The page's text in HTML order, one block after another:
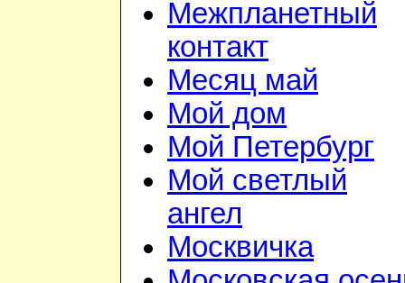
Межпланетный
контакт
Месяц май
Мой дом
Мой Петербург
Мой светлый
ангел
Москвичка